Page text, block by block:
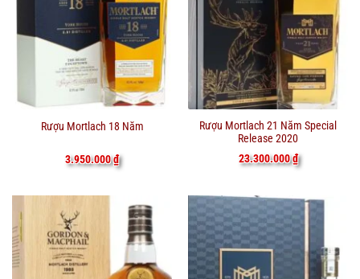
Rượu Mortlach 18 Năm
3.950.000₫
Rượu Mortlach 21 Năm Special
Release 2020
23.300.000₫